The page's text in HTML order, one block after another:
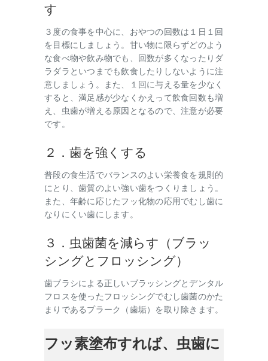
す
３度の食事を中心に、おやつの回数は１日１回
を目標にしましょう。甘い物に限らずどのよう
な食べ物や飲み物でも、回数が多くなったりダ
ラダラといつまでも飲食したりしないように注
意しましょう。また、１回に与える量を少なく
すると、満足感が少なくかえって飲食回数も増
え、虫歯が増える原因となるので、注意が必要
です。
２．歯を強くする
普段の食生活でバランスのよい栄養食を規則的
にとり、歯質のよい強い歯をつくりましょう。
また、年齢に応じたフッ化物の応用でむし歯に
なりにくい歯にします。
３．虫歯菌を減らす（ブラッ
シングとフロッシング）
歯ブラシによる正しいブラッシングとデンタル
フロスを使ったフロッシングでむし歯菌のかた
まりであるプラーク（歯垢）を取り除きます。
フッ素塗布すれば、虫歯に